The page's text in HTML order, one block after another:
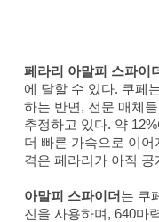
페라리 아말피 스파이
에 달할 수 있다. 쿠페
하는 반면, 전문 매체
추정하고 있다. 약
더 빠른 가속으로 이
격은 페라리가 아직 공
아말피 스파이더는 쿠
진을 사용하며, 640마